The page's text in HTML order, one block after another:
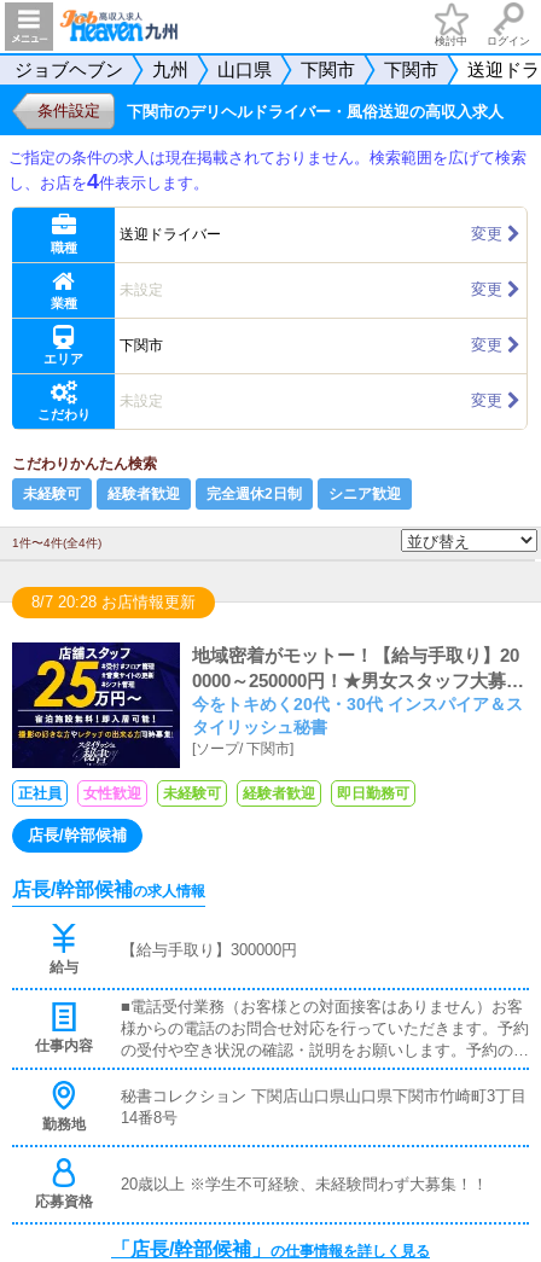
検討中 ログイン
ジョブヘブン 九州 山口県 下関市 下関市 送迎ド
条件設定 下関市のデリヘルドライバー・風俗送迎の高収入求人
ご指定の条件の求人は現在掲載されておりません。検索範囲を広げて検索
し、お店を4件表示します。
職種
送迎ドライバー 変更
業種
未設定 変更
エリア
下関市 変更
こだわり
未設定 変更
こだわりかんたん検索
未経験可
経験者歓迎 完全週休2日制 シニア歓迎
1件〜4件(全4件)
8/7 20:28 お店情報更新
地域密着がモットー！【給与手取り】20
0000～250000円！★男女スタッフ大募集
★
今をトキめく20代・30代 インスパイア＆ス
タイリッシュ秘書
[ソープ/下関市]
正社員 女性歓迎 未経験可 経験者歓迎 即日勤務可
店長/幹部候補
店長/幹部候補の求人情報
給与
【給与手取り】300000円
仕事内容
■電話受付業務（お客様との対面接客はありません）お客
様からの電話のお問合せ対応を行っていただきます。予約
の受付や空き状況の確認・説明をお願いします。予約の確
定後はキャストやドライバーに通達します。簡単なマニュ
アルや先輩スタッフに気軽に聞ける環境ですので、未経験
でも安心して働けます。■企画の立案店舗イベントや店舗
方の入店数の増加】など、売上UPに繋がる施策の提案を
いているキャストの方が稼げるようにインターネットを使
ったPR（写メ日記）などの使い方などのアドバイスを行
勤務地
秘書コレクション 下関店山口県山口県下関市竹崎町3丁目
14番8号
応募資格
20歳以上 ※学生不可経験、未経験問わず大募集！！
「店長/幹部候補」 の仕事情報を詳しく見る